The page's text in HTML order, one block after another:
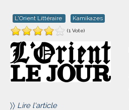
L'Orient Littéraire Kamikazes
(1 Vote)
〉〉 Lire l'article